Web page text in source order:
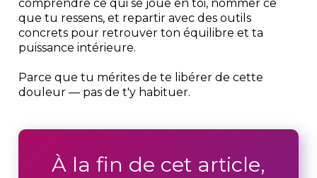
comprendre ce qui se joue en toi, nommer ce
que tu ressens, et repartir avec des outils
concrets pour retrouver ton équilibre et ta
puissance intérieure.
Parce que tu mérites de te libérer de cette
douleur — pas de t'y habituer.
À la fin de cet article,